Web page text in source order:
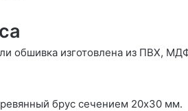
обшивка изготовлена из ПВХ,
брус сечением 20х30 мм.